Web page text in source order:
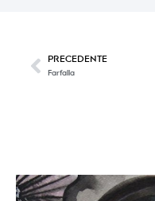
PRECEDENTE
Farfalla